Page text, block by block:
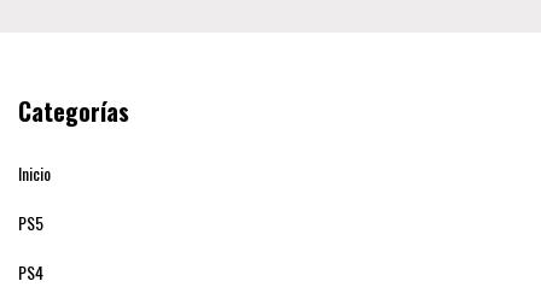
Categorías
Inicio
PS5
PS4